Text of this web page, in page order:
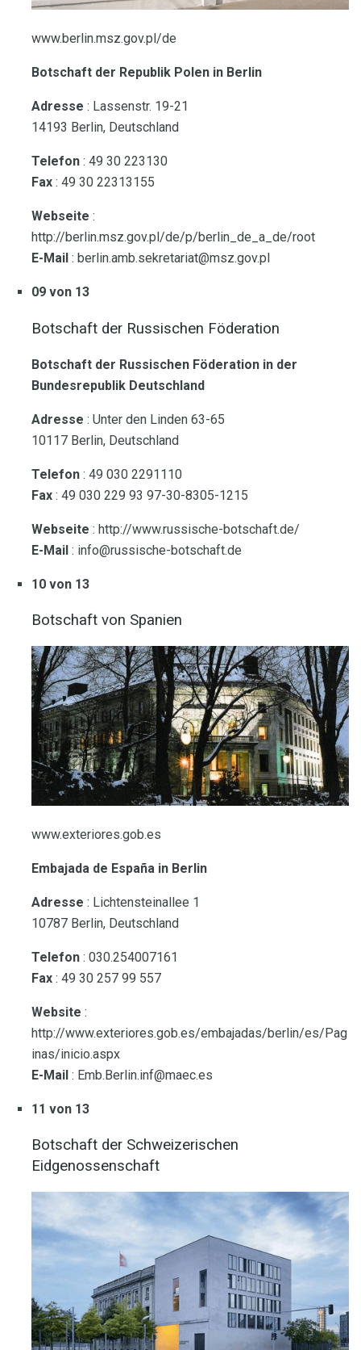
www.berlin.msz.gov.pl/de
Botschaft der Republik Polen in Berlin
Adresse : Lassenstr. 19-21
14193 Berlin, Deutschland
Telefon : 49 30 223130
Fax : 49 30 22313155
Webseite :
http://berlin.msz.gov.pl/de/p/berlin_de_a_de/root
E-Mail : berlin.amb.sekretariat@msz.gov.pl
09 von 13
Botschaft der Russischen Föderation
Botschaft der Russischen Föderation in der
Bundesrepublik Deutschland
Adresse : Unter den Linden 63-65
10117 Berlin, Deutschland
Telefon : 49 030 2291110
Fax : 49 030 229 93 97-30-8305-1215
Webseite : http://www.russische-botschaft.de/
E-Mail : info@russische-botschaft.de
10 von 13
Botschaft von Spanien
www.exteriores.gob.es
Embajada de España in Berlin
Adresse : Lichtensteinallee 1
10787 Berlin, Deutschland
Telefon : 030.254007161
Fax : 49 30 257 99 557
Website :
http://www.exteriores.gob.es/embajadas/berlin/es/Pag
inas/inicio.aspx
E-Mail : Emb.Berlin.inf@maec.es
11 von 13
Botschaft der Schweizerischen
Eidgenossenschaft